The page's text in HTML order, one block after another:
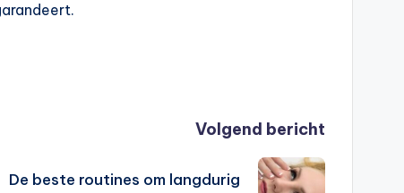
Volgend bericht
De beste routines om langdurig